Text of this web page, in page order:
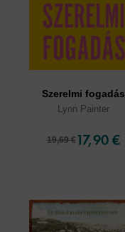
Szerelmi fogadás
Lynn Painter
19,69 € 17,90 €